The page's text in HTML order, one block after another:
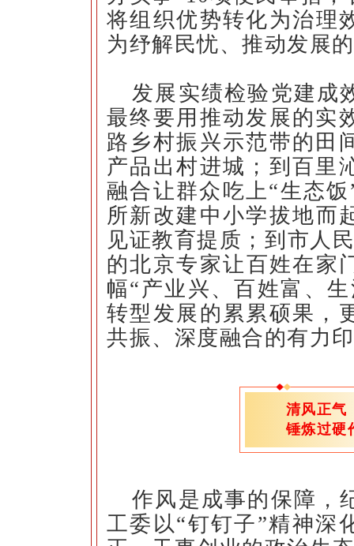
将组织优势转化为治理
为纾解民忧、推动发展
发展实绩检验党建成
最终要用推动发展的实
路乡村振兴示范带的田
产品出村进城；到百里
融合让群众吃上“生态
所新改建中小学拔地而
见证教育提质；到市人
的北京专家让百姓在
幅“产业兴、百姓富、
转型发展的累累硕果，
共振、深度融合的有力
清风
锤炼过硬
作风是成事的保障，
工委以“钉钉子”精神深